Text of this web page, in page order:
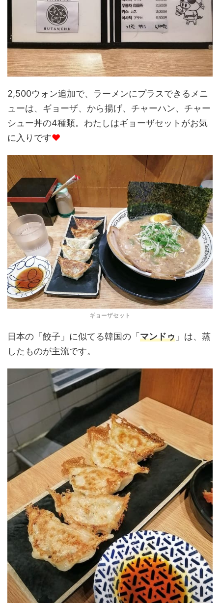
2,500ウォン追加で、ラーメンにプラスできるメニ
ューは、ギョーザ、から揚げ、チャーハン、チャー
シュー丼の4種類。わたしはギョーザセットがお気
に入りです♥
ギョーザセット
日本の「餃子」に似てる韓国の「 マンドゥ 」は、蒸
したものが主流です。